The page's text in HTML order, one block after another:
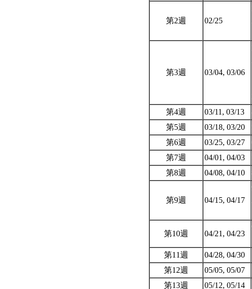
第2週 02/25
第3週 03/04, 03/06
第4週
03/11, 03/13
第5週
03/18, 03/20
第6週
03/25, 03/27
第7週
04/01, 04/03
第8週
04/08, 04/10
第9週 04/15, 04/17
第10週 04/21, 04/23
第11週
04/28, 04/30
第12週
05/05, 05/07
第13週
05/12, 05/14